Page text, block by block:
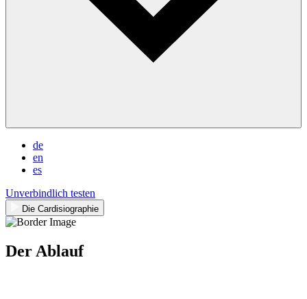
de
en
es
Unverbindlich testen
Die Cardisiographie
Der Ablauf